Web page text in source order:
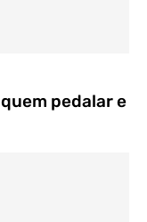
pedalar e